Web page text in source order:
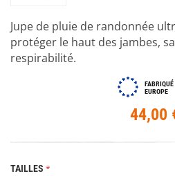
Jupe de pluie de randonnée
protéger le haut des jambes,
respirabilité.
FABRIQUÉ
EUROPE
44,00
TAILLES